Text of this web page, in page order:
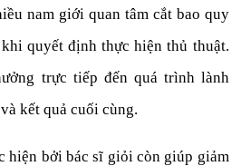
nam giới quan tâm cắt bao quy
quyết định thực hiện thủ thuật.
trực tiếp đến quá trình lành
kết quả cuối cùng.
hiện bởi bác sĩ giỏi còn giúp giảm